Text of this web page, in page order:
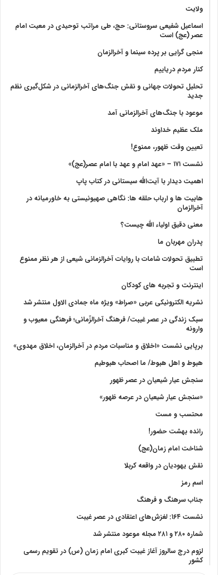
ولايت‏
اسماعیل شفیعی سروستانی: حج، طی مراتب توحیدی در معیت امام
عصر (عج) است
منجی گرایی بر پرده سینما و آخرالزمان
کنار مردم دریاییم
تحلیل تحولات جهانی و نقش جنگ‌های آخرالزمانی در شکل‌گیری نظم
جدید
موعود با جنگ‌های آخرالزمانی آمد
ملک عظیم خداوند
تعیین وقت ظهور، ممنوع!
نشست ۱۷۱ – «عهد امام و عهد با امام عصر(عج)»
اهمیت دیدار با آیت‌الله سیستانی در کتاب پاپ
هابیت ها و ارباب حلقه ها: نگاهی صهیونیستی به خاورمیانه در
آخرالزمان
معنی دقیق اولیاء الله چیست؟
پدران مهربان ما
تطبیق تحولات شامات با روایات آخرالزمانی شیعی از هر نظر ممنوع
است
اینترنت و تجربه های کودکان
نشریه الکترونیکی عربی «صراط» ویژه ماه جمادی الاول منتشر شد
سبک زندگی در عصر غیبت/ فرهنگ آخرالزّمانی؛ فرهنگی معیوب و
وارونه
برپایی نشست «اخلاق و مناسبات مردم در آخرالزمان، اخلاق مهدوی»
هبوط و اهل هبوط/ ما اصحاب هبوطیم
سنجش عیار شیعیان در عصر ظهور
«سنجش عیار شیعیان در عرصه ظهور»
محتسب و مست
رانده بهشت‌ حضور!
شناخت امام زمان(عج)
نقش یهودیان در واقعه کربلا
اسم رمز
جناب سرهنگ و فرهنگ
نشست ۱۶۴: لغزش‌های اعتقادی در عصر غیبت
شماره ۲۸۰ و ۲۸۱ مجله موعود منتشر شد
لزوم درج سالروز آغاز غیبت کبری امام زمان (س) در تقویم رسمی
کشور